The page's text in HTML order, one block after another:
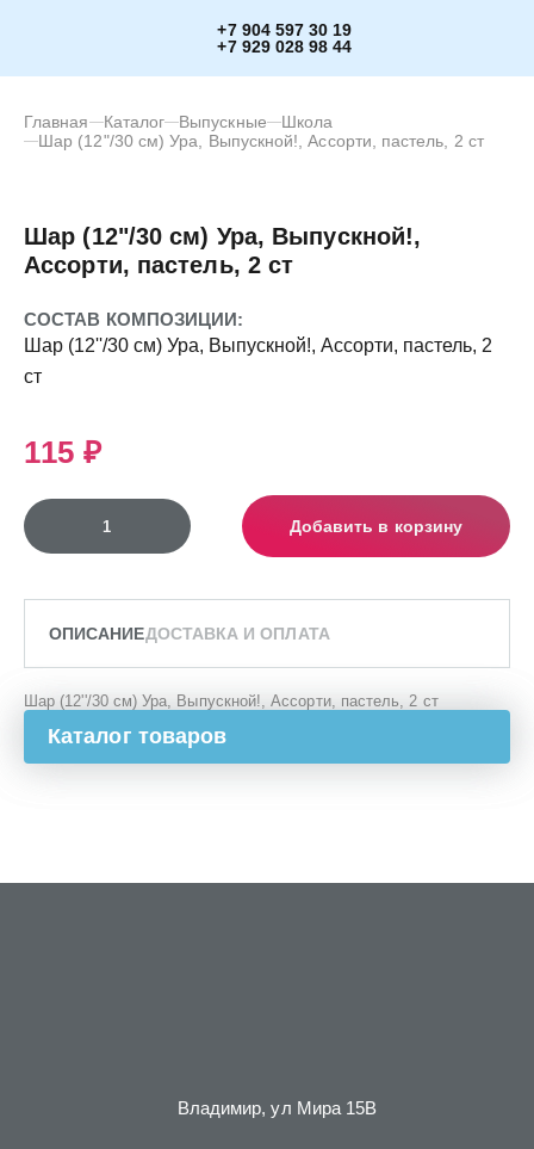
+7 904 597 30 19
+7 929 028 98 44
Главная Каталог Выпускные
Школа
Шар (12"/30 см) Ура, Выпускной!, Ассорти, пастель, 2 ст
Каталог товаров
Шар (12"/30 см) Ура, Выпускной!,
Ассорти, пастель, 2 ст
СОСТАВ КОМПОЗИЦИИ:
Шар (12''/30 см) Ура, Выпускной!, Ассорти, пастель, 2
ст
115 ₽
Добавить в корзину
ОПИСАНИЕДОСТАВКА И ОПЛАТА
Шар (12''/30 см) Ура, Выпускной!, Ассорти, пастель, 2 ст
Владимир, ул Мира 15B